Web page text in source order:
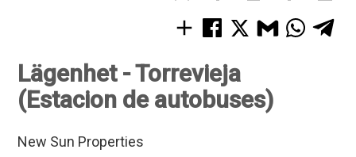
Lägenhet - Torrevieja
(Estacion de autobuses)
New Sun Properties